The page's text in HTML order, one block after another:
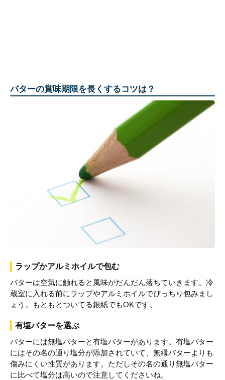
バターの賞味期限を長くするコツは？
ラップかアルミホイルで包む
バターは空気に触れると風味がだんだん落ちていきます。冷
蔵室に入れる前にラップやアルミホイルでぴっちり包みまし
ょう。もともとついてる銀紙でもOKです。
有塩バターを選ぶ
バターには無塩バターと有塩バターがあります。有塩バター
にはその名の通り塩分が添加されていて、無縁バターよりも
傷みにくい性質があります。ただしその名の通り無塩バター
に比べて塩分は高いので注意してくださいね。